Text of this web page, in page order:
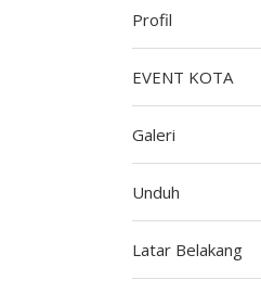
Profil
EVENT KOTA
Galeri
Unduh
Latar Belakang